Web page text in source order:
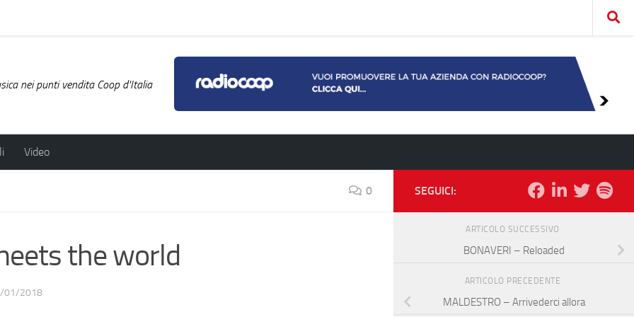
nei punti vendita Coop d'Italia
Video
0
the world
01/2018
SEGUICI:
ARTICOLO SUCCESSIVO
BONAVERI – Reloaded
ARTICOLO PRECEDENTE
MALDESTRO – Arrivederci allora